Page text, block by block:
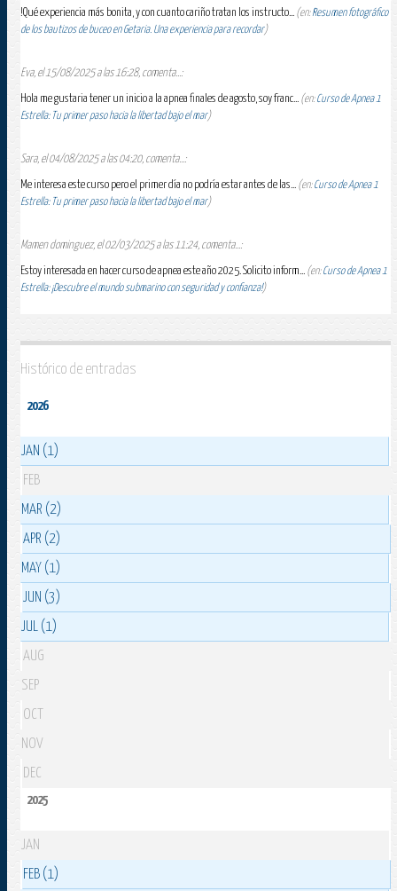
!Qué experiencia más bonita, y con cuanto cariño tratan los instructo... (en:Resumen fotográfico
de los bautizos de buceo en Getaria. Una experiencia para recordar)
Eva, el 15/08/2025 a las 16:28, comenta...:
Hola me gustaria tener un inicio a la apnea finales de agosto, soy franc... (en:Curso de Apnea 1
Estrella: Tu primer paso hacia la libertad bajo el mar)
Sara, el 04/08/2025 a las 04:20, comenta...:
Me interesa este curso pero el primer día no podría estar antes de las... (en:Curso de Apnea 1
Estrella: Tu primer paso hacia la libertad bajo el mar)
Mamen dominguez, el 02/03/2025 a las 11:24, comenta...:
Estoy interesada en hacer curso de apnea este año 2025. Solicito inform... (en:Curso de Apnea 1
Estrella: ¡Descubre el mundo submarino con seguridad y confianza!)
Histórico de entradas
2026
JAN (1)
FEB
MAR (2)
APR (2)
MAY (1)
JUN (3)
JUL (1)
AUG
SEP
OCT
NOV
DEC
2025
JAN
FEB (1)